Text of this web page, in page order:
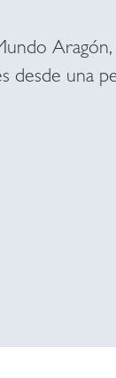
desde una